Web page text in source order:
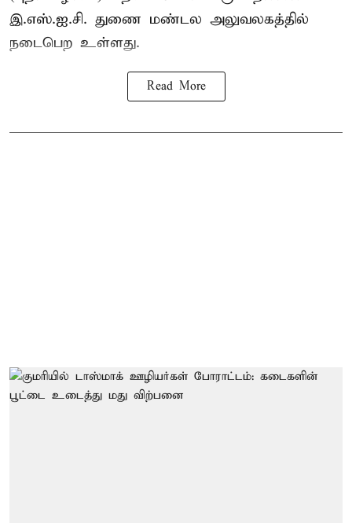
இ.எஸ்.ஐ.சி. துணை மண்டல அலுவலகத்தில்
நடைபெற உள்ளது.
Read More